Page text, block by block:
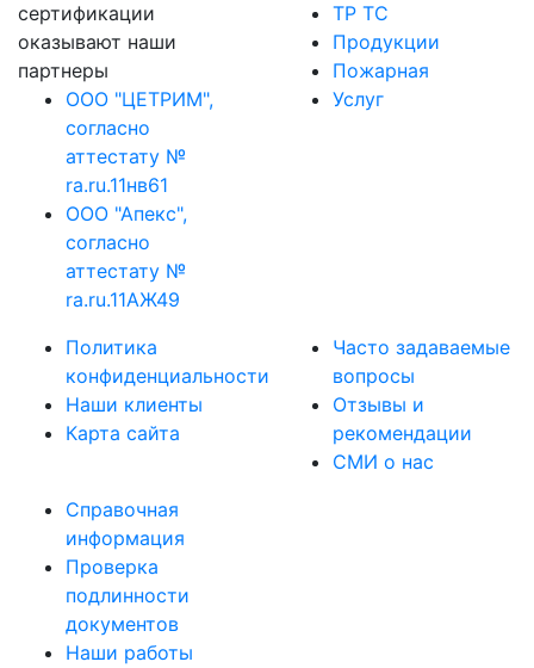
сертификации
оказывают наши
партнеры
ООО "ЦЕТРИМ",
согласно
аттестату №
ra.ru.11нв61
ООО "Апекс",
согласно
аттестату №
ra.ru.11АЖ49
ТР ТС
Продукции
Пожарная
Услуг
Политика
конфиденциальности
Наши клиенты
Карта сайта
Часто задаваемые
вопросы
Отзывы и
рекомендации
СМИ о нас
Справочная
информация
Проверка
подлинности
документов
Наши работы